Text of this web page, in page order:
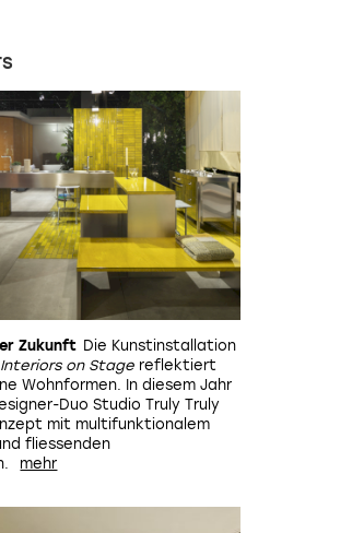
Zukunft Die Kunstinstallation
on Stage reflektiert
Wohnformen. In diesem Jahr
Duo Studio Truly Truly
mit multifunktionalem
fliessenden